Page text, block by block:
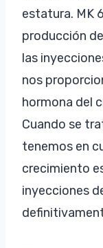
estatura. MK
producción
las
nos
hormona del
Cuando se
tenemos en
crecimiento
inyecciones